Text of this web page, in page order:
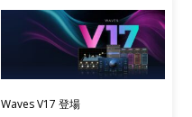
Waves V17 登場